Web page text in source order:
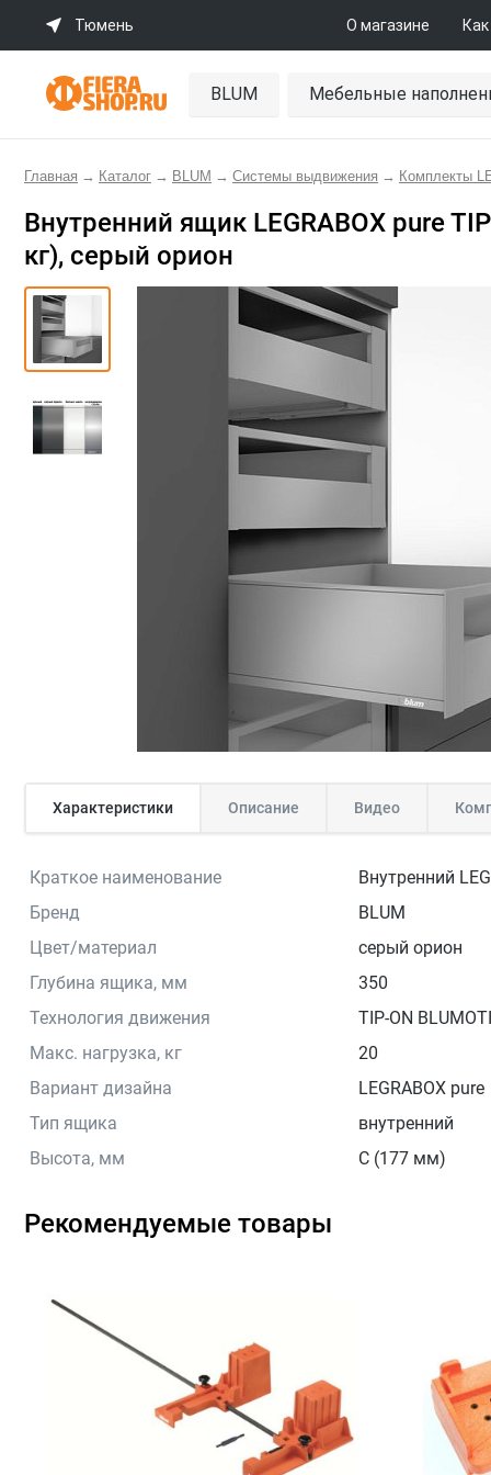
Тюмень О магазине
BLUM Мебельные
Главная → Каталог → BLUM → Системы выдвижения → Комплекты
Внутренний ящик LEGRABOX pure
кг), серый орион
Характеристики Описание Видео
Краткое наименование
Внутренний
Бренд
BLUM
Цвет/материал
серый орион
Глубина ящика, мм
350
Технология движения
TIP-ON
Макс. нагрузка, кг
20
Вариант дизайна
LEGRABOX pure
Тип ящика
внутренний
Высота, мм
C (177 мм)
Рекомендуемые товары